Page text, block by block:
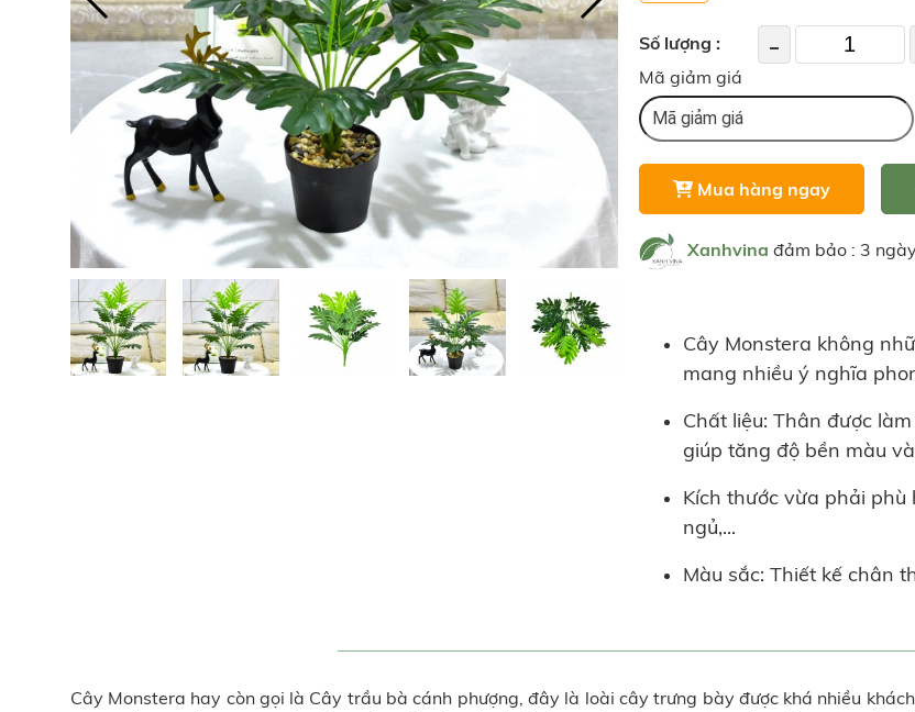
Số lượng : -
Mã giảm giá
Mua hàng ngay
Xanhvina đảm bảo : 3
Cây Monstera không
mang nhiều ý nghĩa
Chất liệu: Thân được
giúp tăng độ bền màu
Kích thước vừa phải
ngủ,...
Màu sắc: Thiết kế chân
Cây Monstera hay còn gọi là Cây trầu bà cánh phượng, đây là loài cây trưng bày được khá nhiều